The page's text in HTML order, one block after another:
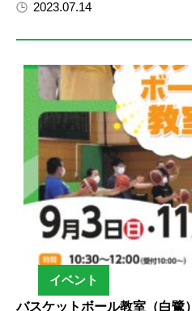
2023.07.14
イベント
バスケットボール教室（白鷺）